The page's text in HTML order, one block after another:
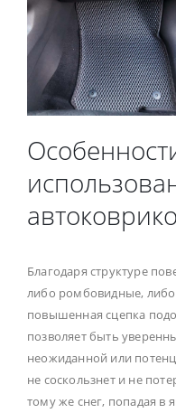
Благодаря структуре
либо ромбовидные, либо
повышенная сцепка
позволяет быть
неожиданной или
не соскользнет и не
тому же снег, попадая в